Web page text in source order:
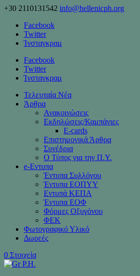
+30 2110131542 info@hellenicph.org
Facebook
Twitter
Ίνσταγκραμ
Facebook
Twitter
Ίνσταγκραμ
Τελευταία Νέα
Άρθρα
Ανακοινώσεις
Εκδηλώσεις/Καμπάνιες
Ε-cards
Επιστημονικά Άρθρα
Συνέδρια
Ο Τύπος για την Π.Υ.
e-Eντυπα
Έντυπα Συλλόγου
Έντυπα ΕΟΠΥΥ
Εντυπά ΚΕΠΑ
Έντυπα ΕΟΦ
Φόρμες Οξυγόνου
ΦΕΚ
Φωτογραφικό Υλικό
Δωρεές
0 Στοιχεία